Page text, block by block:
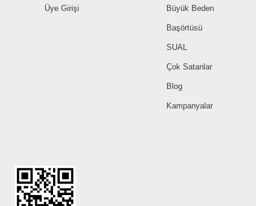
Üye Girişi Büyük Beden
Başörtüsü
SUAL
Çok Satanlar
Blog
Kampanyalar